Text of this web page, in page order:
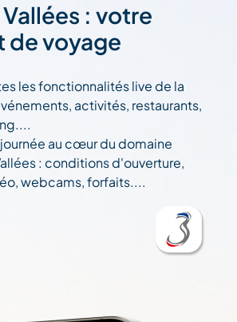
: votre
de voyage
les fonctionnalités live de la
activités, restaurants,
au cœur du domaine
: conditions d'ouverture,
webcams, forfaits....